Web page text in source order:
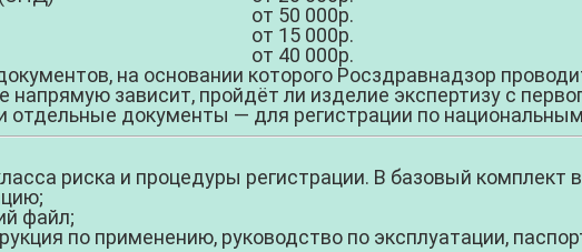
от 50 000р.
от 15 000р.
от 40 000р.
на основании которого Росздравнадзор
зависит, пройдёт ли изделие экспертизу с
отдельные документы — для регистрации по
риска и процедуры регистрации. В базовый комплект
файл;
по применению, руководство по эксплуатации,